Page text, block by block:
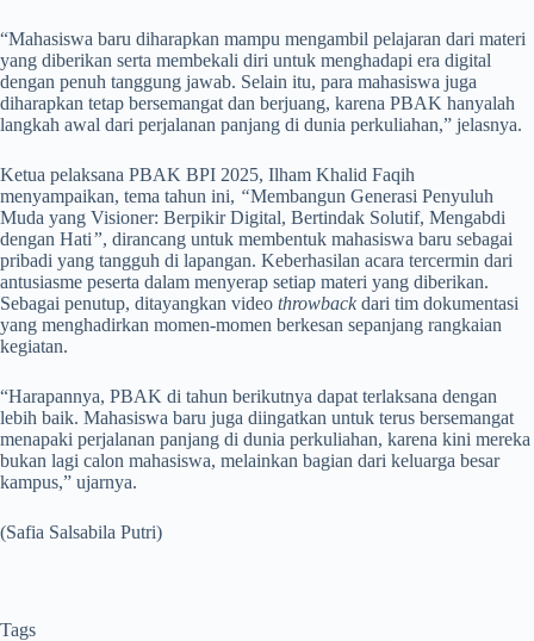
“Mahasiswa baru diharapkan mampu mengambil pelajaran dari materi
yang diberikan serta membekali diri untuk menghadapi era digital
dengan penuh tanggung jawab. Selain itu, para mahasiswa juga
diharapkan tetap bersemangat dan berjuang, karena PBAK hanyalah
langkah awal dari perjalanan panjang di dunia perkuliahan,” jelasnya.
Ketua pelaksana PBAK BPI 2025, Ilham Khalid Faqih
menyampaikan, tema tahun ini, “Membangun Generasi Penyuluh
Muda yang Visioner: Berpikir Digital, Bertindak Solutif, Mengabdi
dengan Hati”, dirancang untuk membentuk mahasiswa baru sebagai
pribadi yang tangguh di lapangan. Keberhasilan acara tercermin dari
antusiasme peserta dalam menyerap setiap materi yang diberikan.
Sebagai penutup, ditayangkan video throwback dari tim dokumentasi
yang menghadirkan momen-momen berkesan sepanjang rangkaian
kegiatan.
“Harapannya, PBAK di tahun berikutnya dapat terlaksana dengan
lebih baik. Mahasiswa baru juga diingatkan untuk terus bersemangat
menapaki perjalanan panjang di dunia perkuliahan, karena kini mereka
bukan lagi calon mahasiswa, melainkan bagian dari keluarga besar
kampus,” ujarnya.
(Safia Salsabila Putri)
Tags